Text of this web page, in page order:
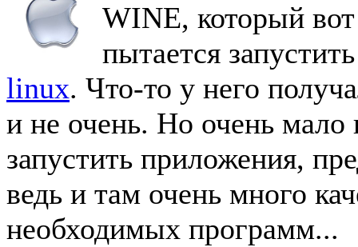
WINE, который
пытается
linux. Что-то у него
и не очень. Но очень
запустить приложения,
ведь и там очень много
необходимых программ...